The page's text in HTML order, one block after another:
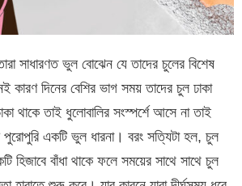
সাধারণত ভুল বোঝেন যে তাদের চুলের বিশেষ
দিনের বেশির ভাগ সময় তাদের চুল ঢাকা
থাকে তাই ধুলোবালির সংস্পর্শে আসে না তাই
একটি ভুল ধারনা। বরং সত্যিটা হল, চুল
হিজাবে বাঁধা থাকে ফলে সময়ের সাথে সাথে চুল